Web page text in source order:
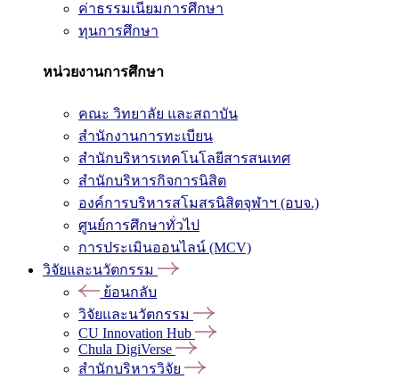
ค่าธรรมเนียมการศึกษา
ทุนการศึกษา
หน่วยงานการศึกษา
คณะ วิทยาลัย และสถาบัน
สำนักงานการทะเบียน
สำนักบริหารเทคโนโลยีสารสนเทศ
สำนักบริหารกิจการนิสิต
องค์การบริหารสโมสรนิสิตจุฬาฯ (อบจ.)
ศูนย์การศึกษาทั่วไป
การประเมินออนไลน์ (MCV)
วิจัยและนวัตกรรม
ย้อนกลับ
วิจัยและนวัตกรรม
CU Innovation Hub
Chula DigiVerse
สำนักบริหารวิจัย